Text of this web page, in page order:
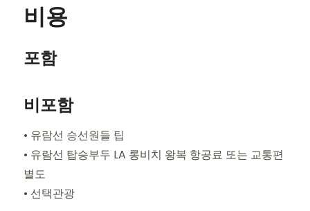
비용
포함
비포함
• 유람선 승선원들 팁
• 유람선 탑승부두 LA 롱비치 왕복 항공료 또는 교통편
별도
• 선택관광